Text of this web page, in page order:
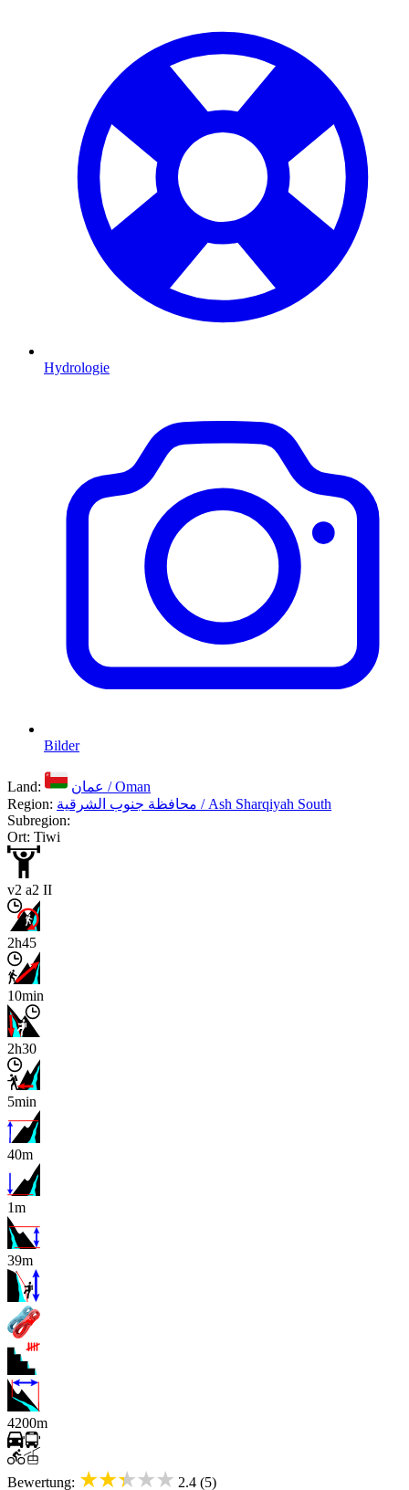
Hydrologie
Bilder
Land:
عمان / Oman
Region:
محافظة جنوب الشرقية / Ash Sharqiyah South
Subregion:
Ort: Tiwi
v2 a2 II
2h45
10min
2h30
5min
40m
1m
39m
x
4200m
Bewertung: ★★★★★ 2.4 (5)